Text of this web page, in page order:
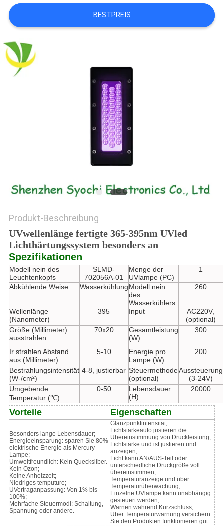
EIN
ZITAT
SITEMAP
BESTPREIS
Produkt-Beschreibung
UVwellenlänge fertigte 365-395nm UVled
Lichthärtungssystem besonders an
Spezifikationen
Modell nein des
Leuchtenkopfs
SLMD-
702056A-01
Menge der
UVlampe (PC)
1
Abkühlende Weise WasserkühlungModell nein
des
Wasserkühlers
260
Wellenlänge
(Nanometer)
395 Input
AC220V,
(optional)
Größe (Millimeter)
ausstrahlen
70x20
Gesamtleistung
(W)
300
Ir strahlen Abstand
aus (Millimeter)
5-10
Energie pro
Lampe (W)
200
Bestrahlungsintensität
(W-/cm²)
4-8, justierbar Steuermethode
(optional)
Aussteuerung
(3-24V)
Umgebende
Temperatur (℃)
0-50
Lebensdauer
(H)
20000
Vorteile Eigenschaften
Besonders lange Lebensdauer;
Energieeinsparung: sparen Sie 80%
elektrische Energie als Mercury-
Lampe;
Umweltfreundlich: Kein Quecksilber.
Kein Ozon;
Keine Anheizzeit;
Niedriges temputure;
UVertraganpassung: Von 1% bis
100%;
Mehrfache Steuermodi: Schaltung,
Spannung oder andere.
Glanzpunktintensität;
Lichtstärkeauto justieren die
Übereinstimmung von Druckleistung;
Lichtstärke und ist justieren und
anzeigen;
Licht kann AN/AUS-Teil oder
unterschiedliche Druckgröße voll
übereinstimmen;
Temperaturanzeige und über
Temperaturüberwachung;
Einzelne UVlampe kann unabhängig
gesteuert werden;
Warnen während Kurzschluss;
Über Temperaturwarnung versichern
Sie den Produkten funktionieren gut